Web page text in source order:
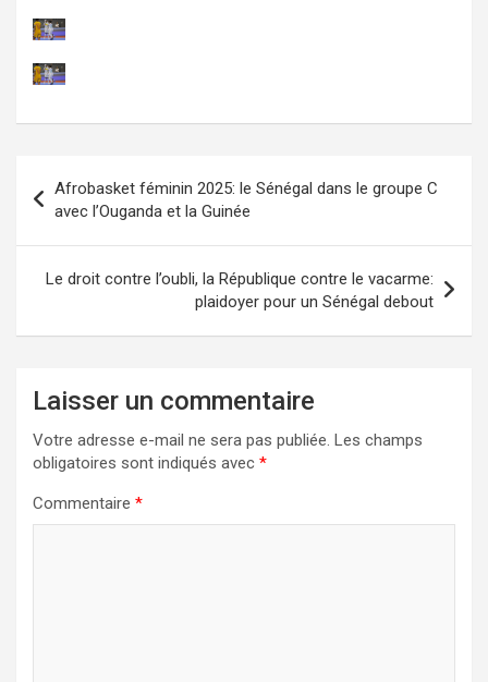
de
l’article
Afrobasket féminin 2025: le Sénégal dans le groupe C
avec l’Ouganda et la Guinée
Le droit contre l’oubli, la République contre le vacarme:
plaidoyer pour un Sénégal debout
Laisser un commentaire
Votre adresse e-mail ne sera pas publiée. Les champs
obligatoires sont indiqués avec *
Commentaire *